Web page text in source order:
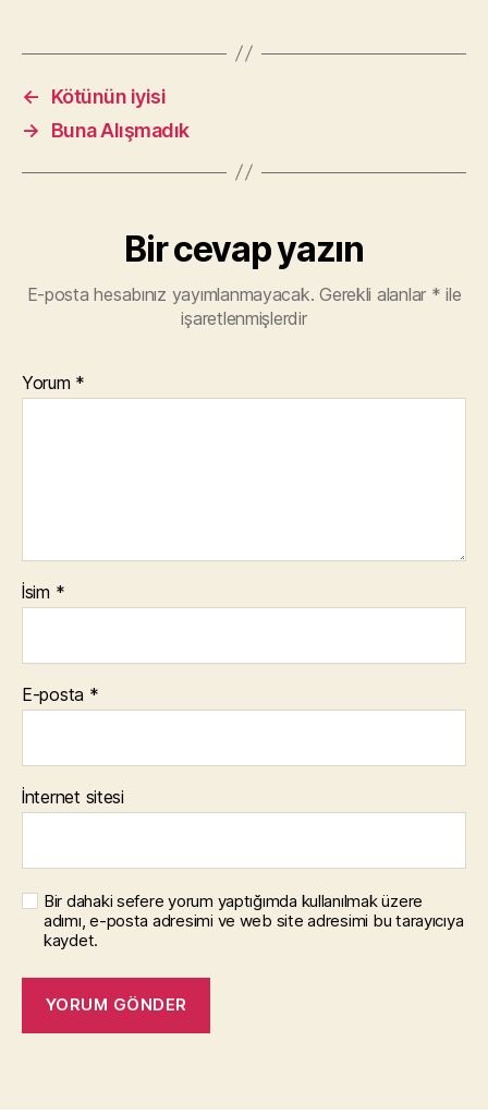
←
Kötünün iyisi
→
Buna Alışmadık
Bir cevap yazın
E-posta hesabınız yayımlanmayacak. Gerekli alanlar * ile
işaretlenmişlerdir
Yorum *
İsim *
E-posta *
İnternet sitesi
Bir dahaki sefere yorum yaptığımda kullanılmak üzere
adımı, e-posta adresimi ve web site adresimi bu tarayıcıya
kaydet.